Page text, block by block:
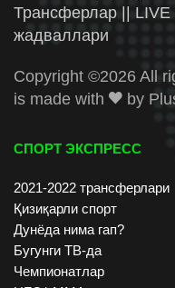
Трансферлар ||
жадваллари
Copyright ©2026 All
is made with
by
СПОРТ ЭКСПРЕСС
2021-2022 трансферлари
Қизиқарли спорт
Дунёда нима гап?
Бугунги ТВ-да
Чемпионатлар